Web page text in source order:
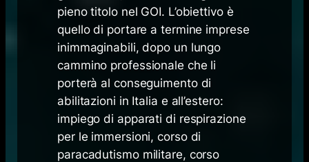
pieno titolo nel GOI. L’obiettivo è
quello di portare a termine imprese
inimmaginabili, dopo un lungo
cammino professionale che li
porterà al conseguimento di
abilitazioni in Italia e all’estero:
impiego di apparati di respirazione
per le immersioni, corso di
paracadutismo militare, corso